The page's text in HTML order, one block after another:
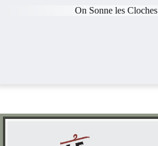
On Sonne les Cloches